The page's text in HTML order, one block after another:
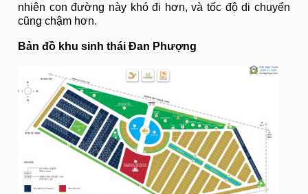
nhiên con đường này khó đi hơn, và tốc độ di chuyển
cũng chậm hơn.
Bản đồ khu sinh thái Đan Phượng